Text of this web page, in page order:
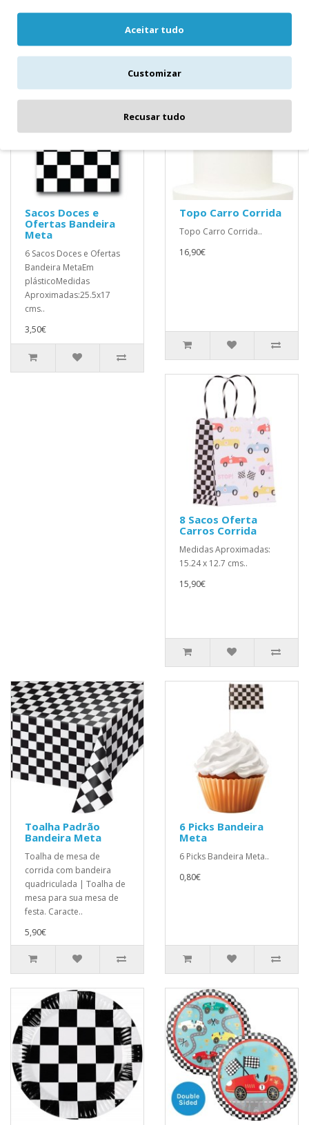
Sacos Doces e
Ofertas Bandeira
Meta
6 Sacos Doces e Ofertas
Bandeira MetaEm
plásticoMedidas
Aproximadas:25.5x17
cms..
3,50€
Topo Carro Corrida
Topo Carro Corrida..
16,90€
8 Sacos Oferta
Carros Corrida
Medidas Aproximadas:
15.24 x 12.7 cms..
15,90€
Toalha Padrão
Bandeira Meta
Toalha de mesa de
corrida com bandeira
quadriculada | Toalha de
mesa para sua mesa de
festa. Caracte..
5,90€
6 Picks Bandeira
Meta
6 Picks Bandeira Meta..
0,80€
Aceitar tudo
Customizar
Recusar tudo